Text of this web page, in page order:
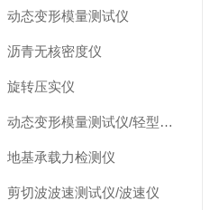
动态变形模量测试仪
沥青无核密度仪
旋转压实仪
动态变形模量测试仪/轻型落锤试验仪
地基承载力检测仪
剪切波波速测试仪/波速仪